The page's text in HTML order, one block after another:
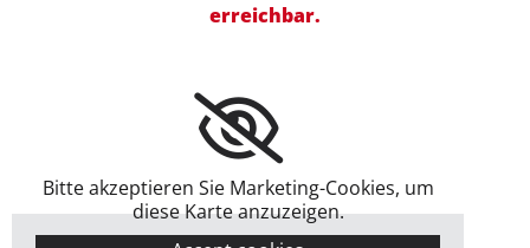
erreichbar.
Bitte akzeptieren Sie Marketing-Cookies, um
diese Karte anzuzeigen.